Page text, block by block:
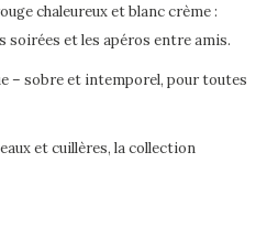
chaleureux et blanc crème :
soirées et les apéros entre amis.
– sobre et intemporel, pour toutes
et cuillères, la collection